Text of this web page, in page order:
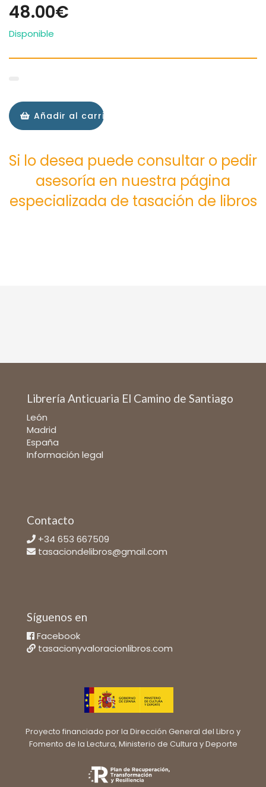
48.00€
Disponible
Añadir al carrito
Si lo desea puede consultar o pedir
asesoría en nuestra página
especializada de tasación de libros
Librería Anticuaria El Camino de Santiago
León
Madrid
España
Información legal
Contacto
+34 653 667509
tasaciondelibros@gmail.com
Síguenos en
Facebook
tasacionyvaloracionlibros.com
Proyecto financiado por la Dirección General del Libro y
Fomento de la Lectura, Ministerio de Cultura y Deporte